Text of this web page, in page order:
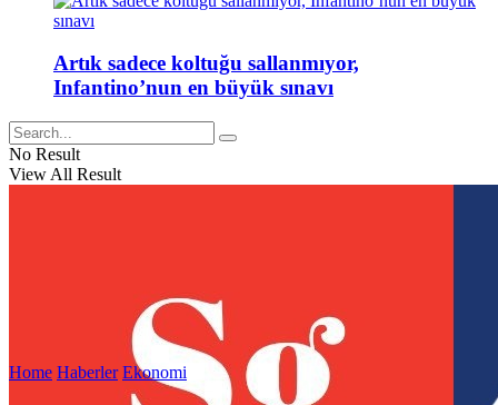
Artık sadece koltuğu sallanmıyor,
Infantino’nun en büyük sınavı
No Result
View All Result
Home Haberler Ekonomi